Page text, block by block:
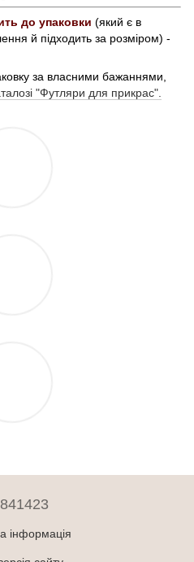
до упаковки (який є в
й підходить за розміром) -
за власними бажаннями,
"Футляри для прикрас".
інформація